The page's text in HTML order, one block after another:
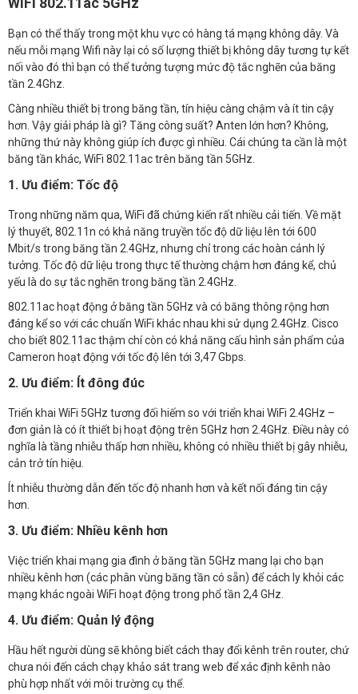
Bạn có thể thấy trong một khu vực có hàng tá mạng không dây. Và
nếu mỗi mạng Wifi này lại có số lượng thiết bị không dây tương tự kết
nối vào đó thì bạn có thể tưởng tượng mức độ tắc nghẽn của băng
tần 2.4Ghz.
Càng nhiều thiết bị trong băng tần, tín hiệu càng chậm và ít tin cậy
hơn. Vậy giải pháp là gì? Tăng công suất? Anten lớn hơn? Không,
những thứ này không giúp ích được gì nhiều. Cái chúng ta cần là một
băng tần khác, WiFi 802.11ac trên băng tần 5GHz.
1. Ưu điểm: Tốc độ
Trong những năm qua, WiFi đã chứng kiến rất nhiều cải tiến. Về mặt
lý thuyết, 802.11n có khả năng truyền tốc độ dữ liệu lên tới 600
Mbit/s trong băng tần 2.4GHz, nhưng chỉ trong các hoàn cảnh lý
tưởng. Tốc độ dữ liệu trong thực tế thường chậm hơn đáng kể, chủ
yếu là do sự tắc nghẽn trong băng tần 2.4GHz.
802.11ac hoạt động ở băng tần 5GHz và có băng thông rộng hơn
đáng kể so với các chuẩn WiFi khác nhau khi sử dụng 2.4GHz. Cisco
cho biết 802.11ac thậm chí còn có khả năng cấu hình sản phẩm của
Cameron hoạt động với tốc độ lên tới 3,47 Gbps.
2. Ưu điểm: Ít đông đúc
Triển khai WiFi 5GHz tương đối hiếm so với triển khai WiFi 2.4GHz –
đơn giản là có ít thiết bị hoạt động trên 5GHz hơn 2.4GHz. Điều này có
nghĩa là tầng nhiễu thấp hơn nhiều, không có nhiều thiết bị gây nhiễu,
cản trở tín hiệu.
Ít nhiễu thường dẫn đến tốc độ nhanh hơn và kết nối đáng tin cậy
hơn.
3. Ưu điểm: Nhiều kênh hơn
Việc triển khai mạng gia đình ở băng tần 5GHz mang lại cho bạn
nhiều kênh hơn (các phân vùng băng tần có sẵn) để cách ly khỏi các
mạng khác ngoài WiFi hoạt động trong phổ tần 2,4 GHz.
4. Ưu điểm: Quản lý động
Hầu hết người dùng sẽ không biết cách thay đổi kênh trên router, chứ
chưa nói đến cách chạy khảo sát trang web để xác định kênh nào
phù hợp nhất với môi trường cụ thể.